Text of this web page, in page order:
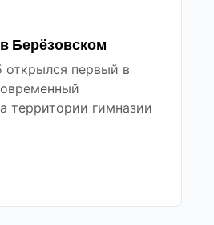
Берёзовском
первый в
территории гимназии